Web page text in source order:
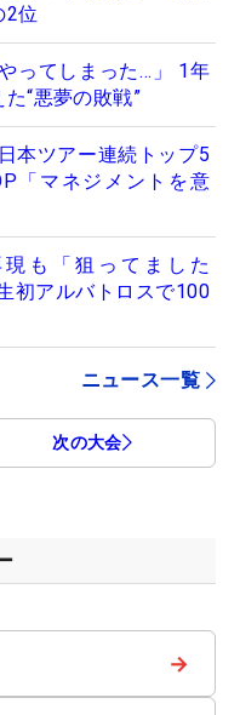
2位
ってしまった…」 1年
“悪夢の敗戦”
本ツアー連続トップ5
「マネジメントを意
も「狙ってました
初アルバトロスで100
ニュース一覧
次の大会
→